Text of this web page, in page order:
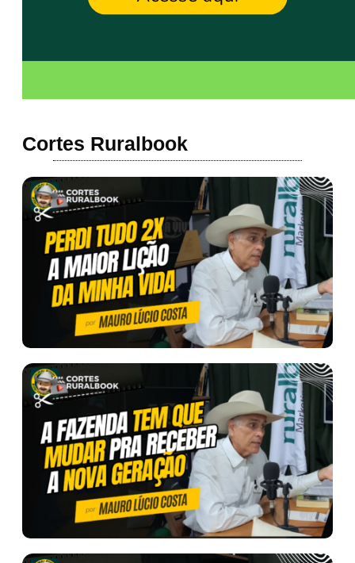
Cortes Ruralbook